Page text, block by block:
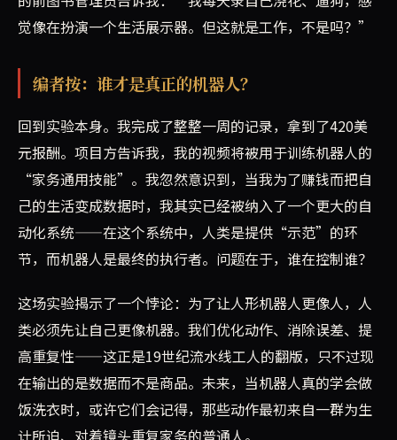
觉像在扮演一个生活展示器。但这就是工作，不是吗？”
编者按：谁才是真正的机器人？
回到实验本身。我完成了整整一周的记录，拿到了420美
元报酬。项目方告诉我，我的视频将被用于训练机器人的
“家务通用技能”。我忽然意识到，当我为了赚钱而把自
己的生活变成数据时，我其实已经被纳入了一个更大的自
动化系统——在这个系统中，人类是提供“示范”的环
节，而机器人是最终的执行者。问题在于，谁在控制谁？
这场实验揭示了一个悖论：为了让人形机器人更像人，人
类必须先让自己更像机器。我们优化动作、消除误差、提
高重复性——这正是19世纪流水线工人的翻版，只不过现
在输出的是数据而不是商品。未来，当机器人真的学会做
饭洗衣时，或许它们会记得，那些动作最初来自一群为生
计所迫、对着镜头重复家务的普通人。